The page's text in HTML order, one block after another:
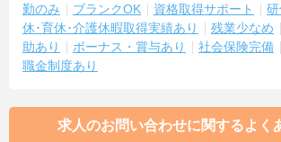
勤のみ
ブランクOK 資格取得サポート
休･育休･介護休暇取得実績あり
残業少なめ
助あり
ボーナス・賞与あり 社会保険完備
職金制度あり
求人のお問い合わせに関するよく